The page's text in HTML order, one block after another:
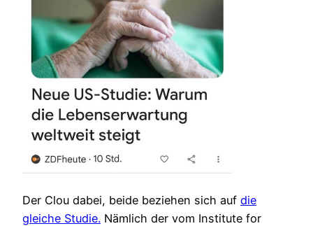
Der Clou dabei, beide beziehen sich auf die
gleiche Studie. Nämlich der vom Institute for